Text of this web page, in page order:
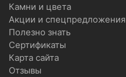
Камни и цвета
Акции и спецпредложения
Полезно знать
Сертификаты
Карта сайта
Отзывы